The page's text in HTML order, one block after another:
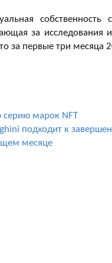
собственность
за исследования
за первые три
серию марок NFT
подходит к
месяце